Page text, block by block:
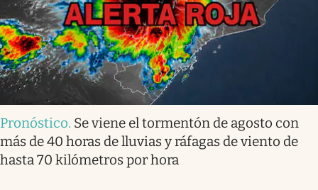
Pronóstico. Se viene el tormentón de agosto con
más de 40 horas de lluvias y ráfagas de viento de
hasta 70 kilómetros por hora